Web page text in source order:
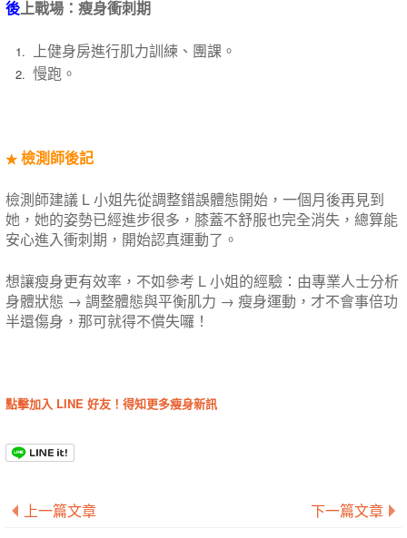
後上戰場：瘦身衝刺期
上健身房進行肌力訓練、團課。
慢跑。
★ 檢測師後記
檢測師建議 L 小姐先從調整錯誤體態開始，一個月後再見到
她，她的姿勢已經進步很多，膝蓋不舒服也完全消失，總算能
安心進入衝刺期，開始認真運動了。
想讓瘦身更有效率，不如參考 L 小姐的經驗：由專業人士分析
身體狀態 → 調整體態與平衡肌力 → 瘦身運動，才不會事倍功
半還傷身，那可就得不償失囉！
點擊加入 LINE 好友！得知更多瘦身新訊
上一篇文章 下一篇文章